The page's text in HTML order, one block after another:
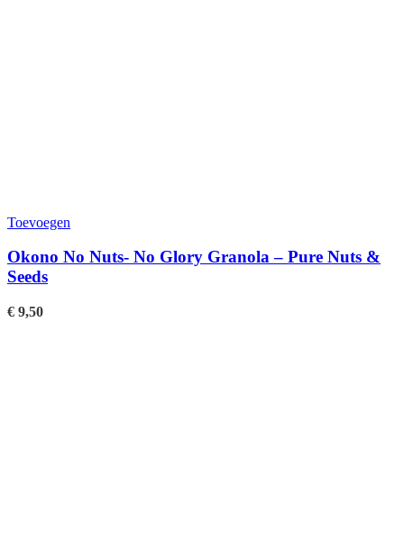
Toevoegen
Okono No Nuts- No Glory Granola – Pure Nuts &
Seeds
€ 9,50